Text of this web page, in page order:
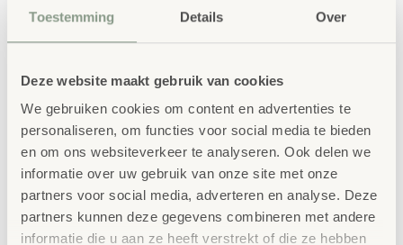
Toestemming Details Over
Deze website maakt gebruik van cookies
We gebruiken cookies om content en advertenties te
personaliseren, om functies voor social media te bieden
en om ons websiteverkeer te analyseren. Ook delen we
informatie over uw gebruik van onze site met onze
partners voor social media, adverteren en analyse. Deze
partners kunnen deze gegevens combineren met andere
informatie die u aan ze heeft verstrekt of die ze hebben
Lettermatten
€179,00
€216,59incl. BTW
Kaarthouder
€4,96
€6,00 incl. BTW